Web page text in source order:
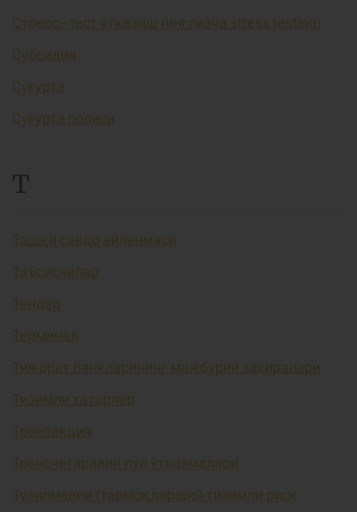
Стресс–тест ўтказиш (инглизча stress testing)
Субсидия
Суғурта
Суғурта полиси
Т
Ташқи савдо айланмаси
Таъсисчилар
Тендер
Терминал
Тижорат банкларининг мажбурий заҳиралари
Тизимли хатарлар
Транзакция
Трансчегаравий пул ўтказмалари
Тузилмавий (тармоқлараро) тизимли риск